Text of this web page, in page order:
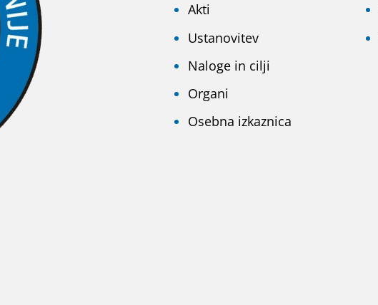
Akti
Ustanovitev
Naloge in cilji
Organi
Osebna izkaznica